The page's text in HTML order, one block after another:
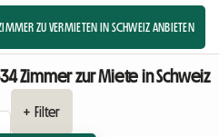
ZU VERMIETEN IN SCHWEIZ ANBIETEN
Zimmer zur Miete in Schweiz
+ Filter